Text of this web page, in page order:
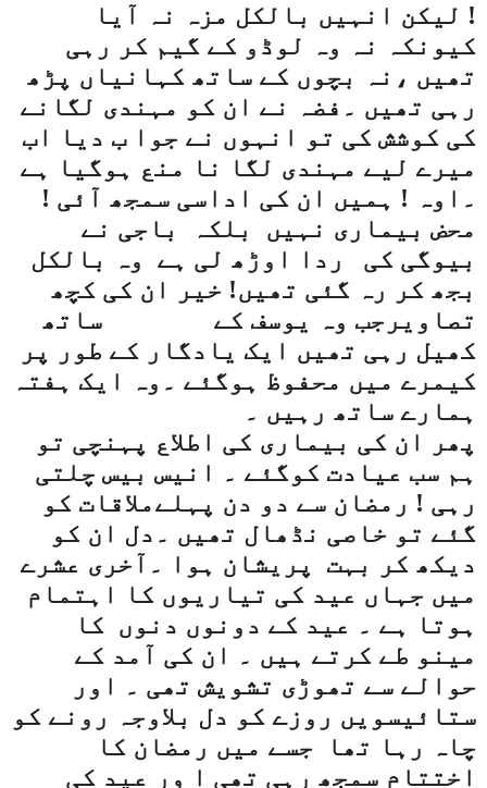
! لیکن انہیں بالکل مزہ نہ آیا
کیونکہ نہ وہ لوڈو کے گیم کر رہی
تھیں ،نہ بچوں کے ساتھ کہانیاں پڑھ
رہی تھیں ۔فضہ نے ان کو مہندی لگانے
کی کوشش کی تو انہوں نے جوا ب دیا اب
میرے لیے مہندی لگا نا منع ہوگیا ہے
۔اوہ ! ہمیں ان کی اداسی سمجھ آئی !
محض بیماری نہیں
بلکہ
باجی نے
بیوگی کی
ردا اوڑھ لی ہے
وہ بالکل
بجھ کر رہ گئی تھیں! خیر ان کی کچھ
تصاویرجب وہ یوسف کے
ساتھ
کھیل رہی تھیں ایک یادگار کے طور پر
کیمرے میں محفوظ ہوگئے ۔وہ ایک ہفتہ
ہمارے ساتھ رہیں ۔
پھر ان کی بیماری کی اطلاع پہنچی تو
ہم سب عیادت کوگئے ۔ انیس بیس چلتی
رہی ! رمضان سے دو دن پہلےملاقات کو
گئے تو خاصی نڈھال تھیں ۔دل ان کو
دیکھ کر بہت
پریشان ہوا ۔آخری عشرے
میں جہاں عید کی تیاریوں کا اہتمام
ہوتا ہے ۔ عید کے دونوں دنوں کا
مینو طے کرتے ہیں ۔ ان کی آمد کے
حوالے سے تھوڑی تشویش تھی ۔ اور
ستائیسویں روزے کو دل بلاوجہ رونے کو
چاہ رہا تھا
جسے میں رمضان کا
اختتام سمجھ رہی تھی ا ور عید کی